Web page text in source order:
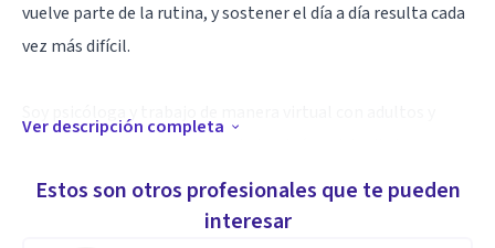
vuelve parte de la rutina, y sostener el día a día resulta cada
vez más difícil.
dificultades en las relaciones y procesos de desarrollo
personal. Acompaño especialmente a personas con altos
Ver descripción completa
Estos son otros profesionales que te pueden
interesar